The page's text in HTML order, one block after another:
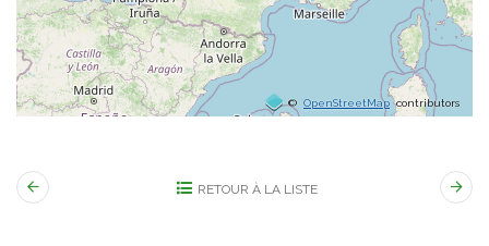
© OpenStreetMap contributors
RETOUR À LA LISTE